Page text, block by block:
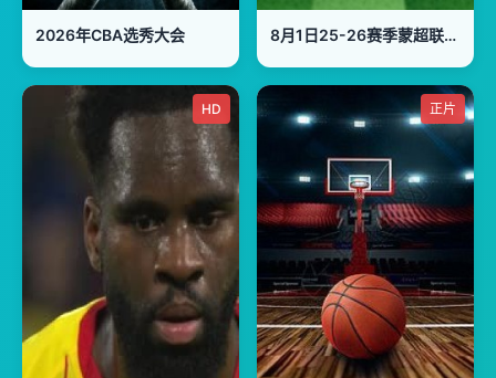
2026年CBA选秀大会 8月1日25-26赛季蒙超联赛四分之一决赛 第一回合 锡林郭勒队VS鄂尔多斯队
HD 正片